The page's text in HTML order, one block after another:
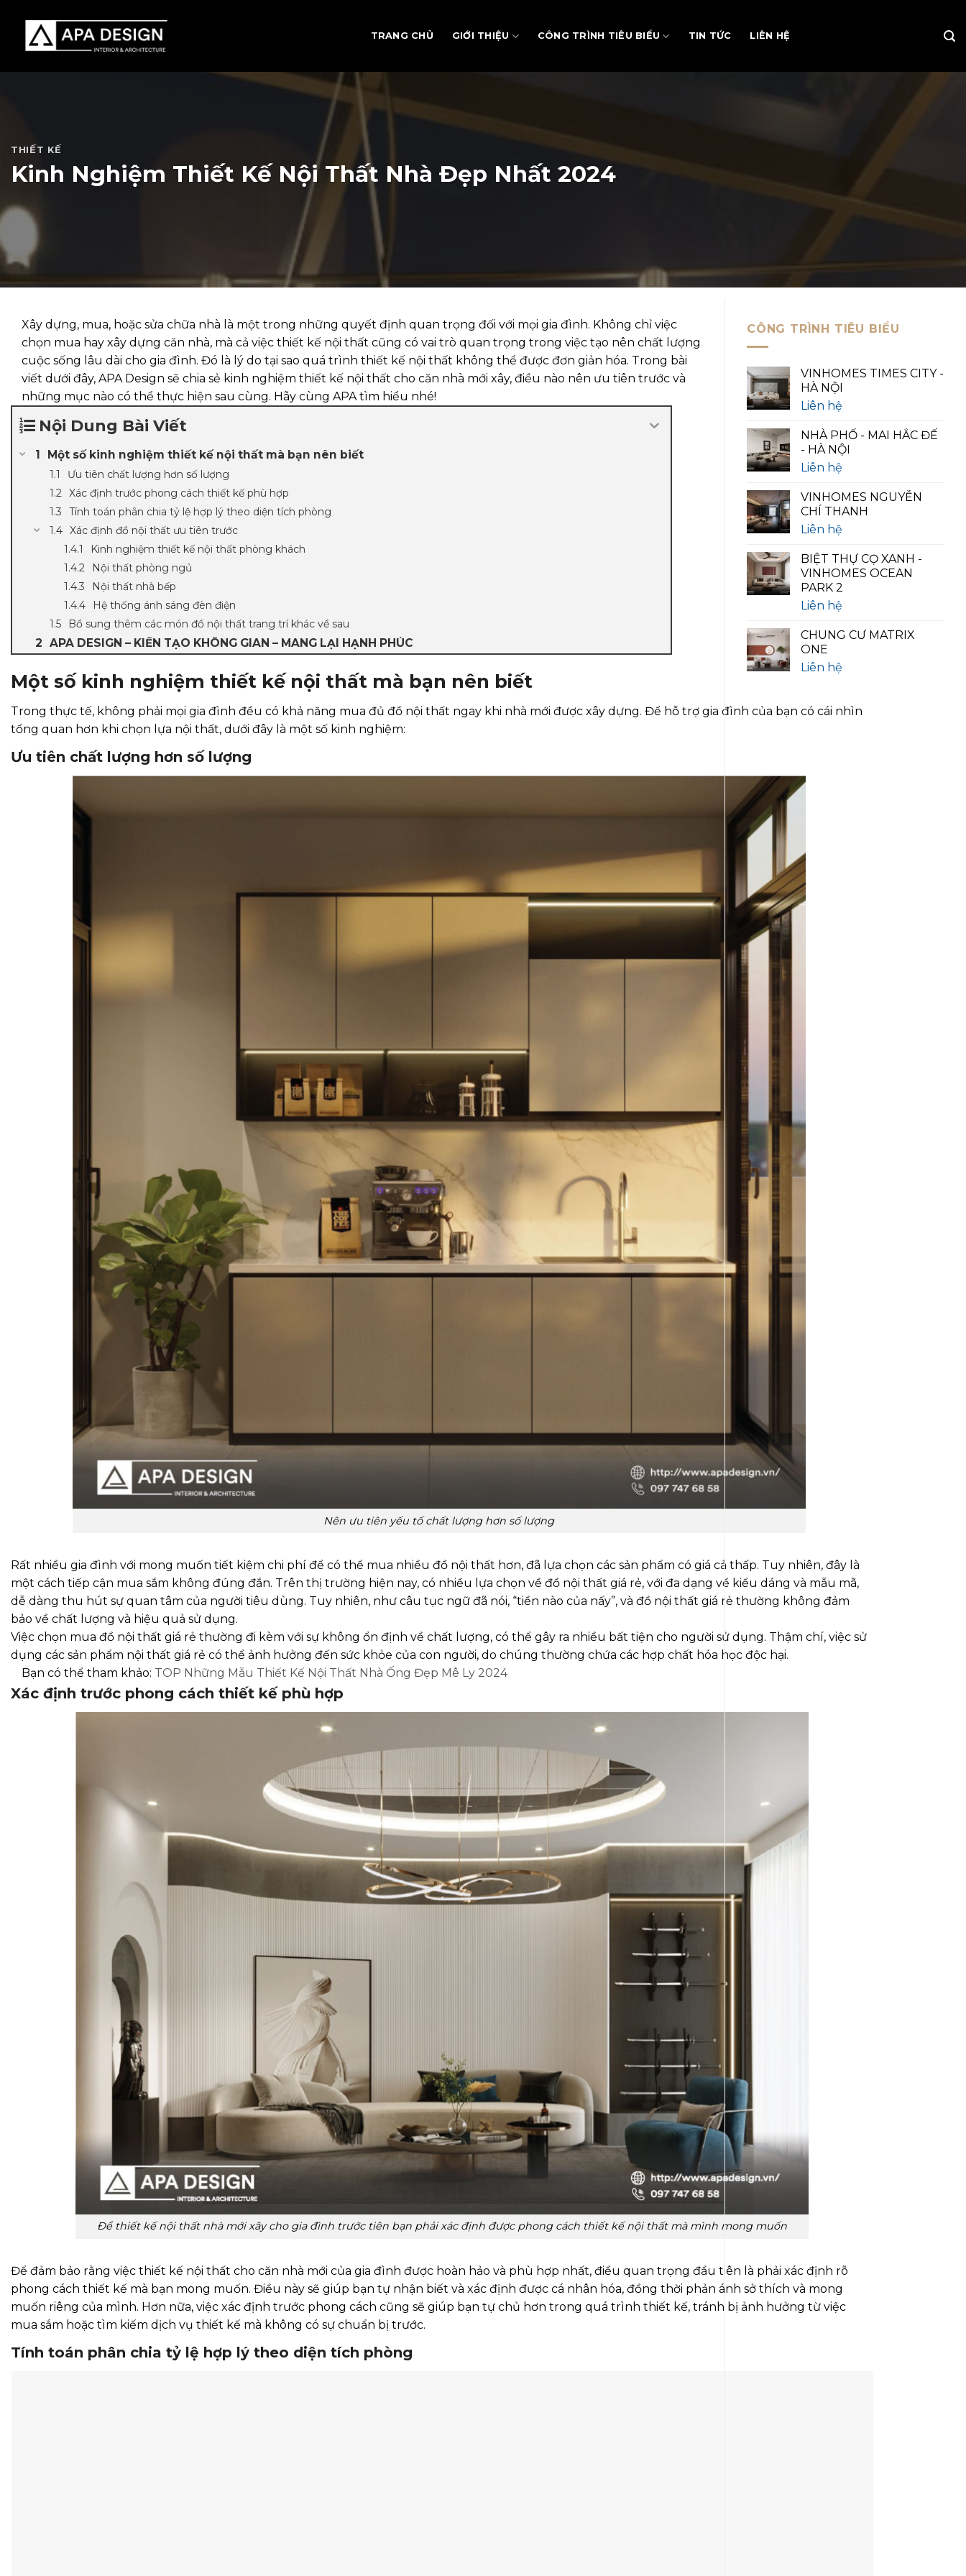
content
TRANG CHỦ GIỚI THIỆU CÔNG TRÌNH TIÊU BIỂU TIN TỨC LIÊN HỆ
THIẾT KẾ
Kinh Nghiệm Thiết Kế Nội Thất Nhà Đẹp Nhất 2024
Xây dựng, mua, hoặc sửa chữa nhà là một trong những quyết định quan trọng đối với mọi gia đình. Không chỉ việc
chọn mua hay xây dựng căn nhà, mà cả việc thiết kế nội thất cũng có vai trò quan trọng trong việc tạo nên chất lượng
cuộc sống lâu dài cho gia đình. Đó là lý do tại sao quá trình thiết kế nội thất không thể được đơn giản hóa. Trong bài
viết dưới đây, APA Design sẽ chia sẻ kinh nghiệm thiết kế nội thất cho căn nhà mới xây, điều nào nên ưu tiên trước và
những mục nào có thể thực hiện sau cùng. Hãy cùng APA tìm hiểu nhé!
Nội Dung Bài Viết
Một số kinh nghiệm thiết kế nội thất mà bạn nên biết
Ưu tiên chất lượng hơn số lượng
Xác định trước phong cách thiết kế phù hợp
Tính toán phân chia tỷ lệ hợp lý theo diện tích phòng
Xác định đồ nội thất ưu tiên trước
Kinh nghiệm thiết kế nội thất phòng khách
Nội thất phòng ngủ
Nội thất nhà bếp
Hệ thống ánh sáng đèn điện
Bổ sung thêm các món đồ nội thất trang trí khác về sau
APA DESIGN – KIẾN TẠO KHÔNG GIAN – MANG LẠI HẠNH PHÚC
Một số kinh nghiệm thiết kế nội thất mà bạn nên biết
Trong thực tế, không phải mọi gia đình đều có khả năng mua đủ đồ nội thất ngay khi nhà mới được xây dựng. Để hỗ trợ gia đình của bạn có cái nhìn
tổng quan hơn khi chọn lựa nội thất, dưới đây là một số kinh nghiệm:
Ưu tiên chất lượng hơn số lượng
Nên ưu tiên yếu tố chất lượng hơn số lượng
Rất nhiều gia đình với mong muốn tiết kiệm chi phí để có thể mua nhiều đồ nội thất hơn, đã lựa chọn các sản phẩm có giá cả thấp. Tuy nhiên, đây là
một cách tiếp cận mua sắm không đúng đắn. Trên thị trường hiện nay, có nhiều lựa chọn về đồ nội thất giá rẻ, với đa dạng về kiểu dáng và mẫu mã,
dễ dàng thu hút sự quan tâm của người tiêu dùng. Tuy nhiên, như câu tục ngữ đã nói, “tiền nào của nấy”, và đồ nội thất giá rẻ thường không đảm
bảo về chất lượng và hiệu quả sử dụng.
Việc chọn mua đồ nội thất giá rẻ thường đi kèm với sự không ổn định về chất lượng, có thể gây ra nhiều bất tiện cho người sử dụng. Thậm chí, việc sử
dụng các sản phẩm nội thất giá rẻ có thể ảnh hưởng đến sức khỏe của con người, do chúng thường chứa các hợp chất hóa học độc hại.
Bạn có thể tham khảo: TOP Những Mẫu Thiết Kế Nội Thất Nhà Ống Đẹp Mê Ly 2024
Xác định trước phong cách thiết kế phù hợp
Để thiết kế nội thất nhà mới xây cho gia đình trước tiên bạn phải xác định được phong cách thiết kế nội thất mà mình mong muốn
Để đảm bảo rằng việc thiết kế nội thất cho căn nhà mới của gia đình được hoàn hảo và phù hợp nhất, điều quan trọng đầu tiên là phải xác định rõ
phong cách thiết kế mà bạn mong muốn. Điều này sẽ giúp bạn tự nhận biết và xác định được cá nhân hóa, đồng thời phản ánh sở thích và mong
muốn riêng của mình. Hơn nữa, việc xác định trước phong cách cũng sẽ giúp bạn tự chủ hơn trong quá trình thiết kế, tránh bị ảnh hưởng từ việc
mua sắm hoặc tìm kiếm dịch vụ thiết kế mà không có sự chuẩn bị trước.
Tính toán phân chia tỷ lệ hợp lý theo diện tích phòng
CÔNG TRÌNH TIÊU BIỂU
VINHOMES TIMES CITY -
HÀ NỘI
Liên hệ
NHÀ PHỐ - MAI HẮC ĐẾ
- HÀ NỘI
Liên hệ
VINHOMES NGUYỄN
CHÍ THANH
Liên hệ
BIỆT THỰ CỌ XANH -
VINHOMES OCEAN
PARK 2
Liên hệ
CHUNG CƯ MATRIX
ONE
Liên hệ